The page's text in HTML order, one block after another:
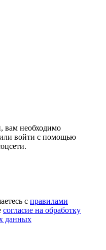
вам необходимо
или войти с помощью
с правилами
согласие на обработку
данных